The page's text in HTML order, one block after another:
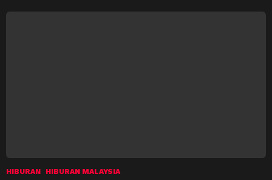
HIBURAN HIBURAN MALAYSIA